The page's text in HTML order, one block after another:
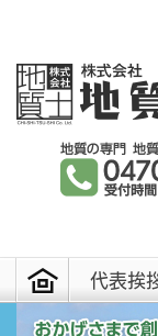
代表挨